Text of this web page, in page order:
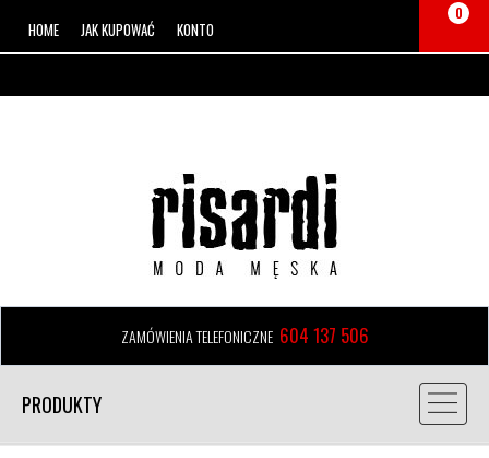
HOME JAK KUPOWAĆ KONTO
0
ZAMÓWIENIA TELEFONICZNE 604 137 506
PRODUKTY